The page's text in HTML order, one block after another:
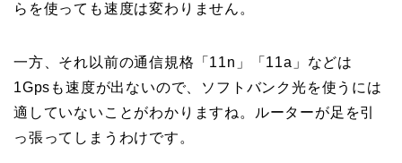
らを使っても速度は変わりません。
一方、それ以前の通信規格「11n」「11a」などは
1Gpsも速度が出ないので、ソフトバンク光を使うには
適していないことがわかりますね。ルーターが足を引
っ張ってしまうわけです。